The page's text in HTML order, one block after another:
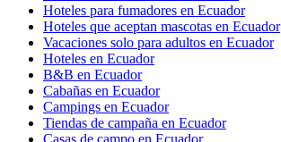
Hoteles para fumadores en Ecuador
Hoteles que aceptan mascotas en Ecuador
Vacaciones solo para adultos en Ecuador
Hoteles en Ecuador
B&B en Ecuador
Cabañas en Ecuador
Campings en Ecuador
Tiendas de campaña en Ecuador